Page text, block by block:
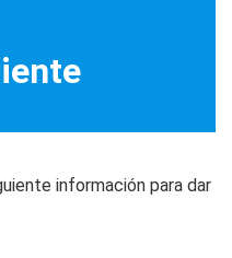
información para dar